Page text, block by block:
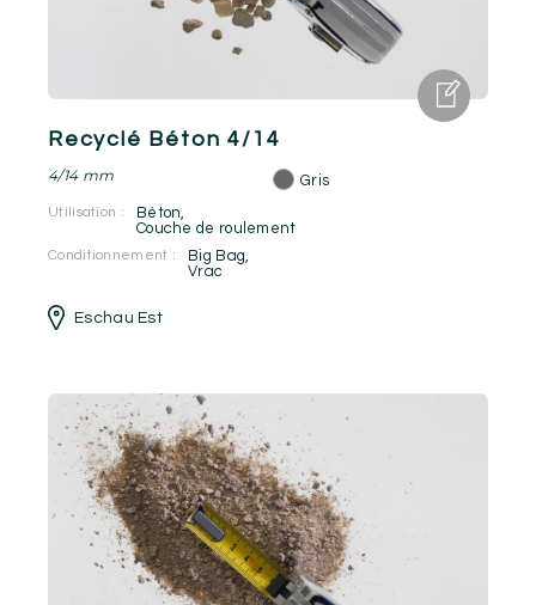
Recyclé Béton 4/14
4/14 mm Gris
Utilisation : Béton,
Couche de roulement
Conditionnement : Big Bag,
Vrac
Eschau Est